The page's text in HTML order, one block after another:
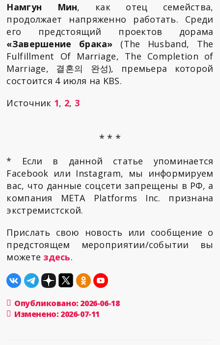
Намгун Мин, как отец семейства,
продолжает напряженно работать. Среди
его предстоящий проектов дорама
«Завершение брака» (The Husband, The
Fulfillment Of Marriage, The Completion of
Marriage, 결혼의 완성), премьера которой
состоится 4 июля на KBS.
Источник 1, 2, 3
* * *
* Если в данной статье упоминается
Facebook или Instagram, мы информируем
вас, что данные соцсети запрещены в РФ, а
компания META Platforms Inc. признана
экстремистской.
Прислать свою новость или сообщение о
предстоящем мероприятии/событии вы
можете здесь.
Опубликовано: 2026-06-18
Изменено: 2026-07-11